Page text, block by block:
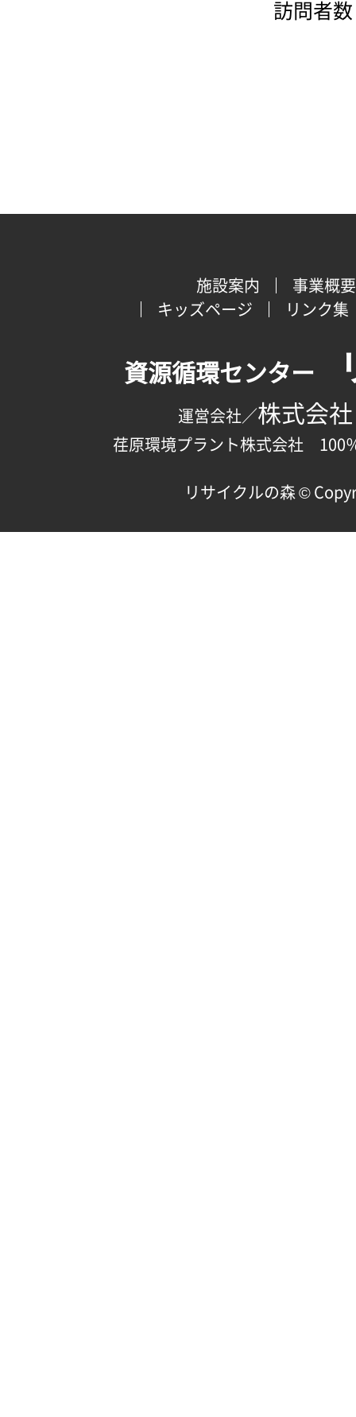
訪問者
施設案内
事業概要
キッズページ
リンク集
資源循環センター
運営会社／株式会
荏原環境プラント株式会社 100
リサイクルの森 ©